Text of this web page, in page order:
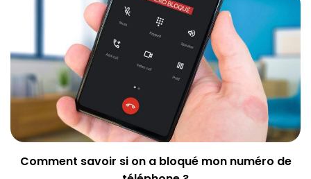
Comment savoir si on a bloqué mon numéro de